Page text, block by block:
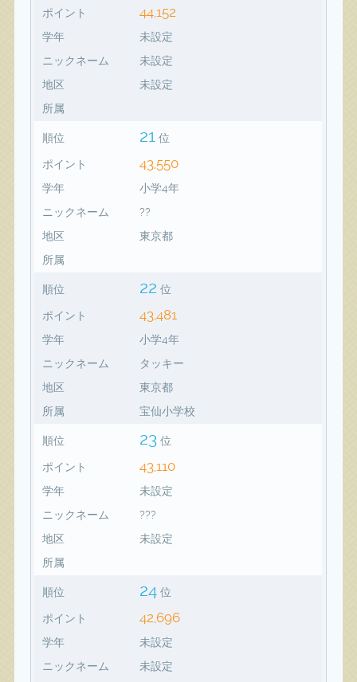
ポイント 44,152
学年
未設定
ニックネーム
未設定
地区
未設定
所属
順位 21 位
ポイント 43,550
学年
小学4年
ニックネーム
??
地区
東京都
所属
順位 22 位
ポイント 43,481
学年
小学4年
ニックネーム
タッキー
地区
東京都
所属
宝仙小学校
順位 23 位
ポイント 43,110
学年
未設定
ニックネーム
???
地区
未設定
所属
順位 24 位
ポイント 42,696
学年
未設定
ニックネーム
未設定